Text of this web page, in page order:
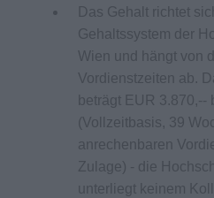
Das Gehalt richtet
Gehaltssystem der
Wien und hängt von
Vordienstzeiten ab.
beträgt EUR 3.870,--
(Vollzeitbasis, 39
anrechenbaren
Zulage) - die
unterliegt keinem